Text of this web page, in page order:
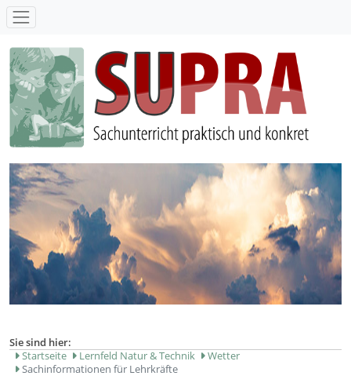
SUPRA - Sachunterricht praktisch und konkret
Sie sind hier:
Startseite
Lernfeld Natur & Technik
Wetter
Sachinformationen für Lehrkräfte